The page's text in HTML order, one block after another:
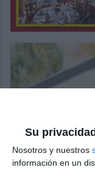
Su
Nosotros y nuestros
información en un